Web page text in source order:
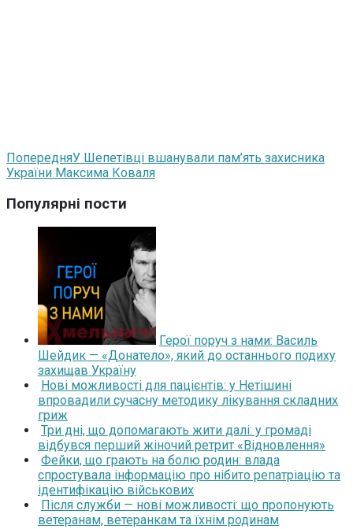
ПопередняУ Шепетівці вшанували пам’ять захисника
України Максима Коваля
Популярні пости
Герої поруч з нами: Василь
Шейдик — «Донатело», який до останнього подиху
захищав Україну
Нові можливості для пацієнтів: у Нетішині
впровадили сучасну методику лікування складних
гриж
Три дні, що допомагають жити далі: у громаді
відбувся перший жіночий ретрит «Відновлення»
Фейки, що грають на болю родин: влада
спростувала інформацію про нібито репатріацію та
ідентифікацію військових
Після служби — нові можливості: що пропонують
ветеранам, ветеранкам та їхнім родинам